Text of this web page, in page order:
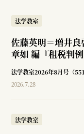
法学教室
佐藤英明＝増井
章如 編『租税判
法学教室2026年8月号（
2026.7.28
法学教室